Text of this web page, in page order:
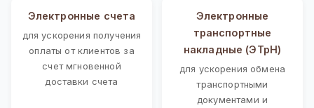
Электронные счета
для ускорения получения
оплаты от клиентов за
счет мгновенной
доставки счета
Электронные
транспортные
накладные (ЭТрН)
для ускорения обмена
транспортными
документами и